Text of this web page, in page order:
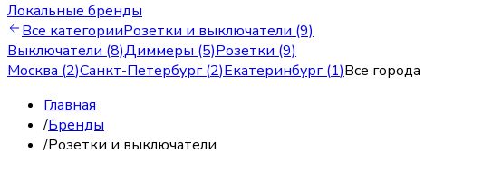
Локальные бренды
Все категорииРозетки и выключатели (9)
Выключатели (8)Диммеры (5)Розетки (9)
Москва (2)Санкт-Петербург(2)Екатеринбург(1)Все города
Главная
/Бренды
/Розетки и выключатели